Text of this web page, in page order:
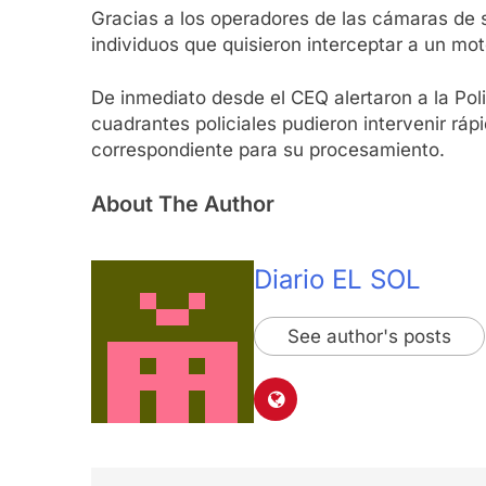
Gracias a los operadores de las cámaras
individuos que quisieron interceptar a un
De inmediato desde el CEQ alertaron a la
cuadrantes policiales pudieron intervenir
correspondiente para su procesamiento.
About The Author
Diario EL SOL
See author's posts